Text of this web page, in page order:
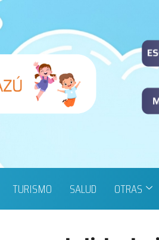
TURISMO SALUD OTRAS